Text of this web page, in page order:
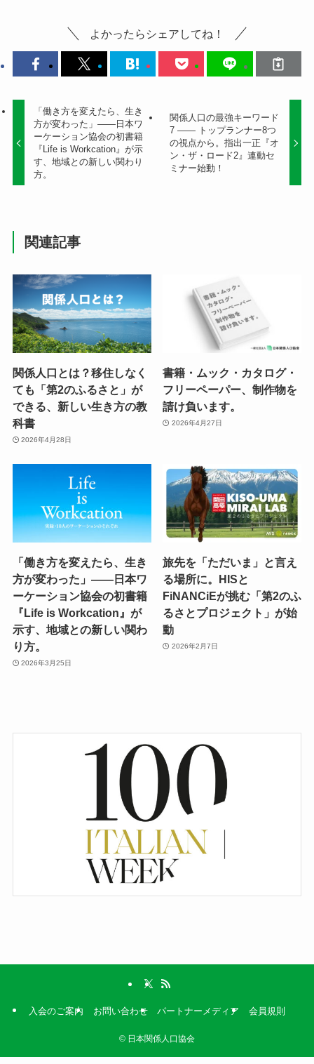
よかったらシェアしてね！
「働き方を変えたら、生き
方が変わった」——日本ワ
ーケーション協会の初書籍
『Life is Workcation』が示
す、地域との新しい関わり
方。
関係人口の最強キーワード
7 —— トップランナー8つ
の視点から。指出一正『オ
ン・ザ・ロード2』連動セ
ミナー始動！
関連記事
関係人口とは？移住しなく
ても「第2のふるさと」が
できる、新しい生き方の教
科書
2026年4月28日
書籍・ムック・カタログ・
フリーペーパー、制作物を
請け負います。
2026年4月27日
「働き方を変えたら、生き
方が変わった」——日本ワ
ーケーション協会の初書籍
『Life is Workcation』が
示す、地域との新しい関わ
り方。
2026年3月25日
旅先を「ただいま」と言え
る場所に。HISと
FiNANCiEが挑む「第2のふ
るさとプロジェクト」が始
動
2026年2月7日
入会のご案内 お問い合わせ パートナーメディア 会員規則
© 日本関係人口協会